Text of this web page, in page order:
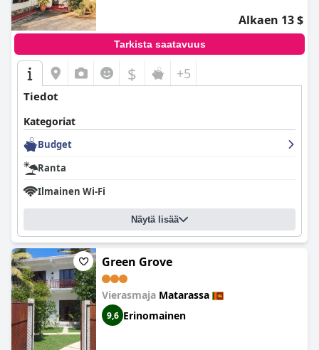
Alkaen 13 $
Tarkista saatavuus
$ +5
Tiedot
Kategoriat
Budget
Ranta
Ilmainen Wi-Fi
Näytä lisää
Green Grove
Vierasmaja Matarassa
9,6 Erinomainen